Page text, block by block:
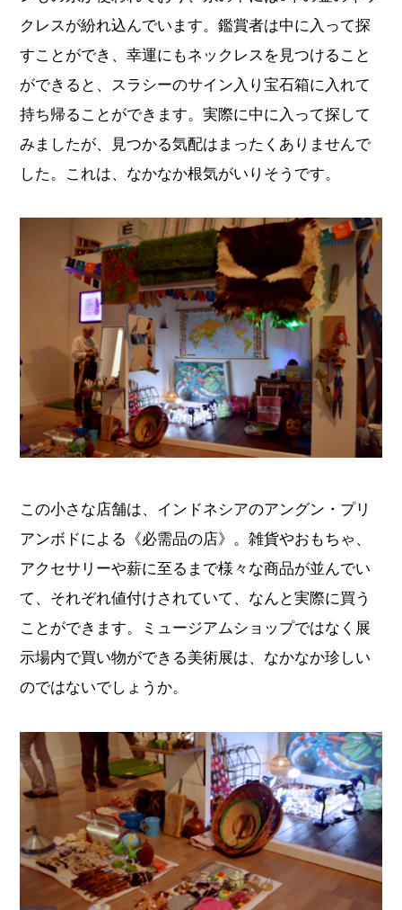
クレスが紛れ込んでいます。鑑賞者は中に入って探
すことができ、幸運にもネックレスを見つけること
ができると、スラシーのサイン入り宝石箱に入れて
持ち帰ることができます。実際に中に入って探して
みましたが、見つかる気配はまったくありませんで
した。これは、なかなか根気がいりそうです。
この小さな店舗は、インドネシアのアングン・プリ
アンボドによる《必需品の店》。雑貨やおもちゃ、
アクセサリーや薪に至るまで様々な商品が並んでい
て、それぞれ値付けされていて、なんと実際に買う
ことができます。ミュージアムショップではなく展
示場内で買い物ができる美術展は、なかなか珍しい
のではないでしょうか。